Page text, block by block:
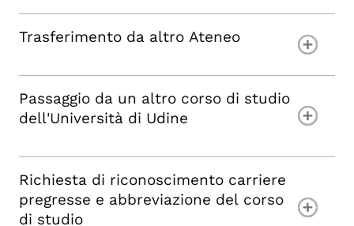
Trasferimento da altro Ateneo
Passaggio da un altro corso di studio
dell'Università di Udine
Richiesta di riconoscimento carriere
pregresse e abbreviazione del corso
di studio